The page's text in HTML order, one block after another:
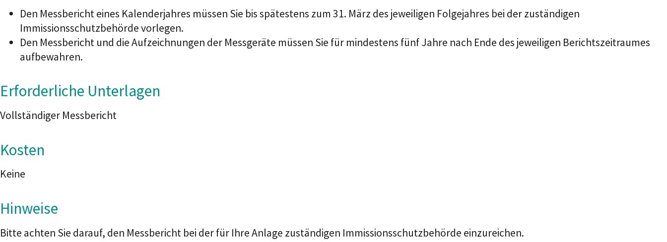
Den Messbericht eines Kalenderjahres müssen Sie bis spätestens zum 31. März des jeweiligen Folgejahres bei der zuständigen
Immissionsschutzbehörde vorlegen.
Den Messbericht und die Aufzeichnungen der Messgeräte müssen Sie für mindestens fünf Jahre nach Ende des jeweiligen Berichtszeitraumes
aufbewahren.
Erforderliche Unterlagen
Vollständiger Messbericht
Kosten
Keine
Hinweise
Bitte achten Sie darauf, den Messbericht bei der für Ihre Anlage zuständigen Immissionsschutzbehörde einzureichen.